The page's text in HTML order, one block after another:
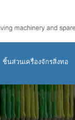
ชิ้นส่วนเครื่องจักรสิ่งทอ